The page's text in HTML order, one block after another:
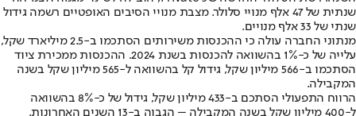
שנתית של 47 אלף מנויי סלולר. מצבת מנויי הסיבים האופטיים רשמה גידול
שנתי של 33 אלף מנויים.
מנתוני החברה עולה כי ההכנסות משירותים הסתכמו ב-2.5 מיליארד שקל,
עלייה של כ-1% בהשוואה להכנסות בשנת 2024. ההכנסות ממכירת ציוד
הסתכמו ב-566 מיליון שקל, גידול קל בהשוואה ל-565 מיליון שקל בשנה
המקבילה.
הרווח התפעולי הסתכם ב-433 מיליון שקל, גידול של כ-8% בהשוואה
ל-400 מיליון שקל בשנה המקבילה – הגבוה ב-13 השנים האחרונות.